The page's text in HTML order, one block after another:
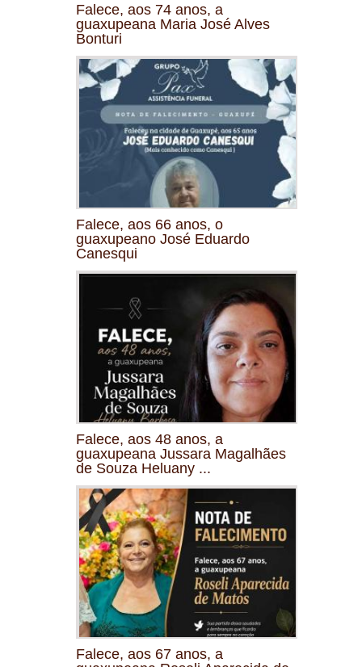
Falece, aos 74 anos, a
guaxupeana Maria José Alves
Bonturi
Falece, aos 66 anos, o
guaxupeano José Eduardo
Canesqui
Falece, aos 48 anos, a
guaxupeana Jussara Magalhães
de Souza Heluany ...
Falece, aos 67 anos, a